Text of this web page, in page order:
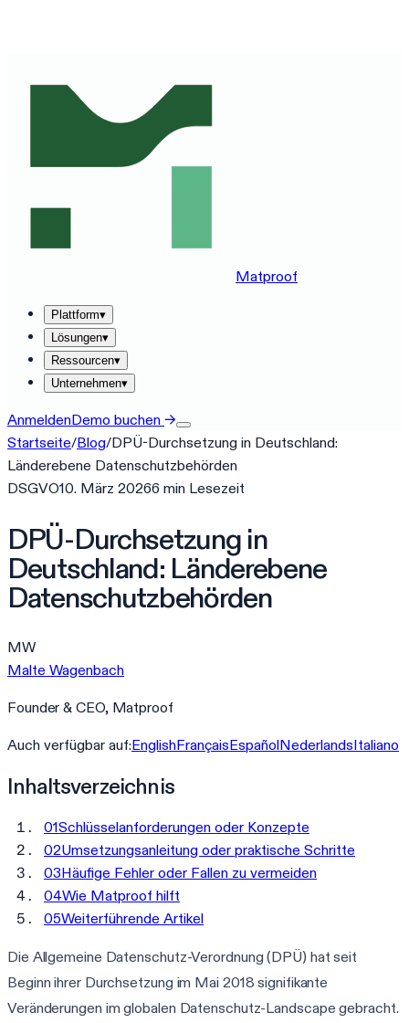
Matproof
Plattform▾
Lösungen▾
Ressourcen▾
Unternehmen▾
AnmeldenDemo buchen →
Startseite/Blog/DPÜ-Durchsetzung in Deutschland:
Länderebene Datenschutzbehörden
DSGVO10. März 20266 min Lesezeit
DPÜ-Durchsetzung in
Deutschland: Länderebene
Datenschutzbehörden
MW
Malte Wagenbach
Founder & CEO, Matproof
Auch verfügbar auf:EnglishFrançaisEspañolNederlandsItaliano
Inhaltsverzeichnis
01Schlüsselanforderungen oder Konzepte
02Umsetzungsanleitung oder praktische Schritte
03Häufige Fehler oder Fallen zu vermeiden
04Wie Matproof hilft
05Weiterführende Artikel
Die Allgemeine Datenschutz-Verordnung (DPÜ) hat seit
Beginn ihrer Durchsetzung im Mai 2018 signifikante
Veränderungen im globalen Datenschutz-Landscape gebracht.